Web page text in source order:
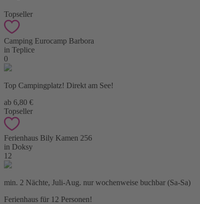
Topseller
Camping Eurocamp Barbora
in Teplice
0
Top Campingplatz! Direkt am See!
ab 6,80 €
Topseller
Ferienhaus Bily Kamen 256
in Doksy
12
min. 2 Nächte, Juli-Aug. nur wochenweise buchbar (Sa-Sa)
Ferienhaus für 12 Personen!